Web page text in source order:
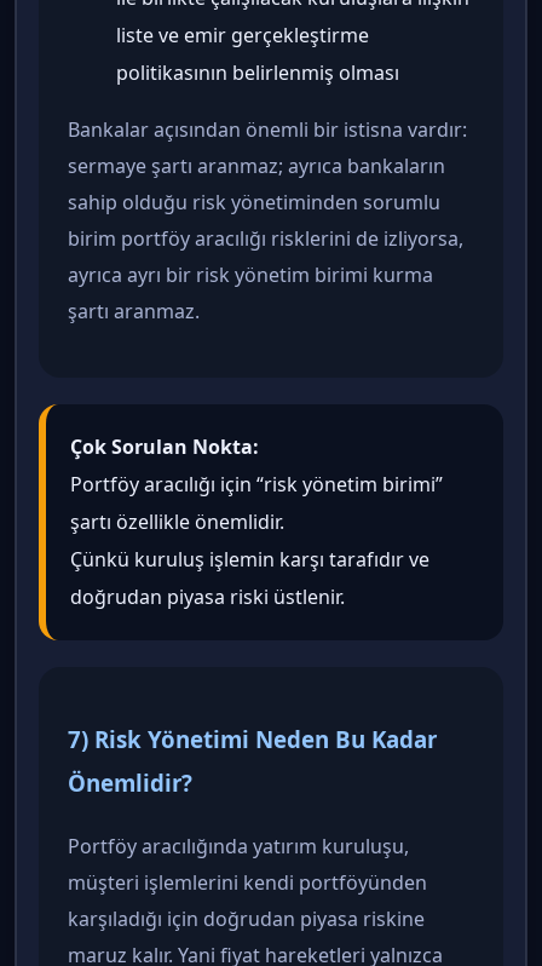
liste ve emir gerçekleştirme
politikasının belirlenmiş olması
Bankalar açısından önemli bir istisna vardır:
sermaye şartı aranmaz; ayrıca bankaların
sahip olduğu risk yönetiminden sorumlu
birim portföy aracılığı risklerini de izliyorsa,
ayrıca ayrı bir risk yönetim birimi kurma
şartı aranmaz.
Çok Sorulan Nokta:
Portföy aracılığı için “risk yönetim birimi”
şartı özellikle önemlidir.
Çünkü kuruluş işlemin karşı tarafıdır ve
doğrudan piyasa riski üstlenir.
7) Risk Yönetimi Neden Bu Kadar
Önemlidir?
Portföy aracılığında yatırım kuruluşu,
müşteri işlemlerini kendi portföyünden
karşıladığı için doğrudan piyasa riskine
maruz kalır. Yani fiyat hareketleri yalnızca